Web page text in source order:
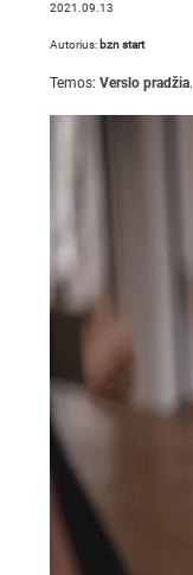
2021.09.13
Autorius: bzn start
Temos: Verslo pradžia.